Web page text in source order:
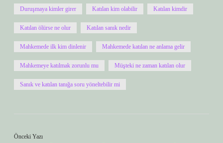
Duruşmaya kimler girer Katılan kim olabilir Katılan kimdir
Katılan ölürse ne olur Katılan sanık nedir
Mahkemede ilk kim dinlenir Mahkemede katılan ne anlama gelir
Mahkemeye katılmak zorunlu mu Müşteki ne zaman katılan olur
Sanık ve katılan tanığa soru yöneltebilir mi
Önceki Yazı